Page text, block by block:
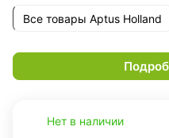
Все товары Aptus Holland
Нет в наличии